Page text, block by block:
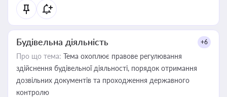
статусу суб'єктів оціночної діяльності
Будівельна діяльність +6
Про що тема: Тема охоплює правове регулювання
здійснення будівельної діяльності, порядок отримання
дозвільних документів та проходження державного
контролю